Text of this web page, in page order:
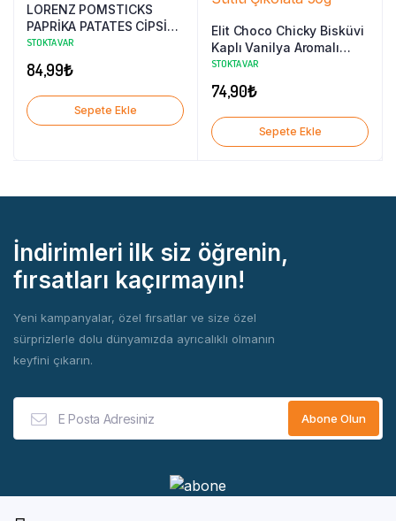
LORENZ POMSTICKS
PAPRİKA PATATES CİPSİ
85 GR
STOKTA VAR
84,99₺
Sepete Ekle
Elit Choco Chicky Bisküvi
Kaplı Vanilya Aromalı
Krema Dolgulu Sütlü
STOKTA VAR
74,90₺
Sepete Ekle
İndirimleri ilk siz öğrenin,
fırsatları kaçırmayın!
Yeni kampanyalar, özel fırsatlar ve size özel
sürprizlerle dolu dünyamızda ayrıcalıklı olmanın
keyfini çıkarın.